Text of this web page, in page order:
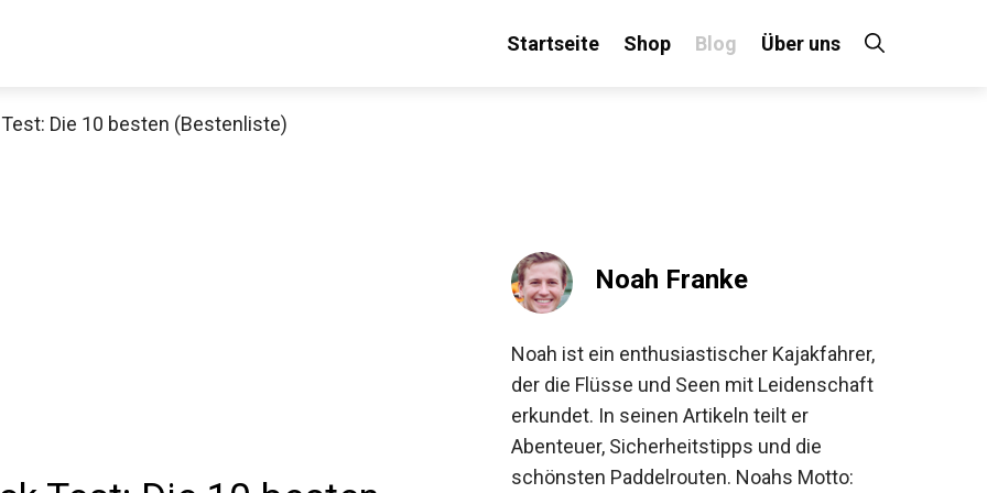
Startseite Shop Blog Über uns
Die 10 besten (Bestenliste)
Noah Franke
Noah ist ein enthusiastischer Kajakfahrer,
der die Flüsse und Seen mit Leidenschaft
erkundet. In seinen Artikeln teilt er
Abenteuer, Sicherheitstipps und die
schönsten Paddelrouten. Noahs Motto:
dir jetzt die meistverkauften Produkte im Sale bei Decathlon an!